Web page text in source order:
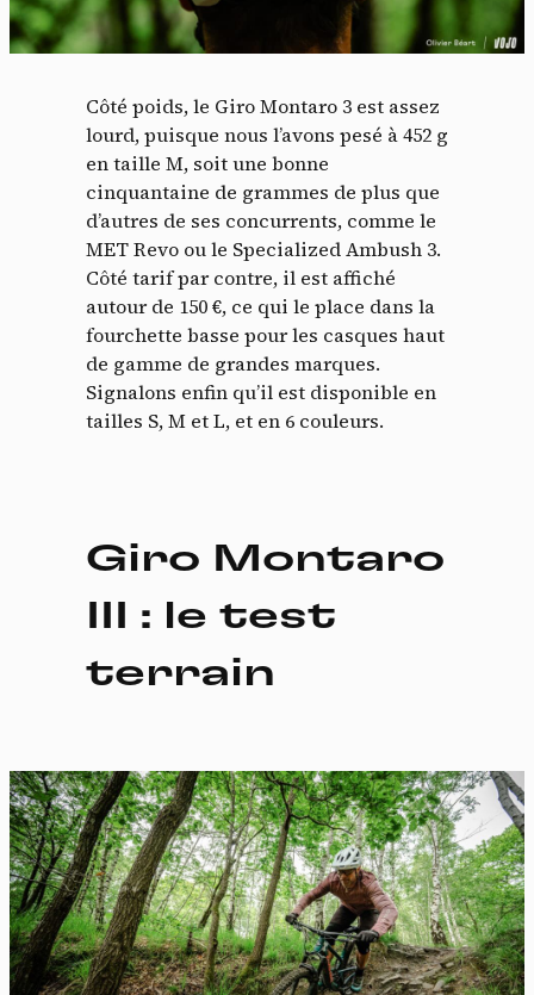
Côté poids, le Giro Montaro 3 est assez
lourd, puisque nous l’avons pesé à 452 g
en taille M, soit une bonne
cinquantaine de grammes de plus que
d’autres de ses concurrents, comme le
MET Revo ou le Specialized Ambush 3.
Côté tarif par contre, il est affiché
autour de 150 €, ce qui le place dans la
fourchette basse pour les casques haut
de gamme de grandes marques.
Signalons enfin qu’il est disponible en
tailles S, M et L, et en 6 couleurs.
Giro Montaro
III : le test
terrain
Panneau de gestion des
cookies